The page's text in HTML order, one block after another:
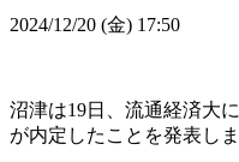
2024/12/20 (金) 17:50
沼津は19日、流通経済大
が内定したことを発表し